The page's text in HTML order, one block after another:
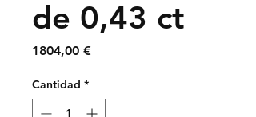
de 0,43 ct
1804,00 €Precio
Cantidad *